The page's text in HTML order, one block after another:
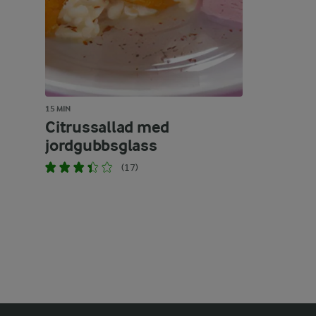
15 MIN
Citrussallad med
jordgubbsglass
(17)